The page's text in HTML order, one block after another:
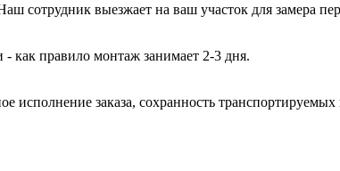
сотрудник выезжает на ваш участок для замера
- как правило монтаж занимает 2-3 дня.
исполнение заказа, сохранность